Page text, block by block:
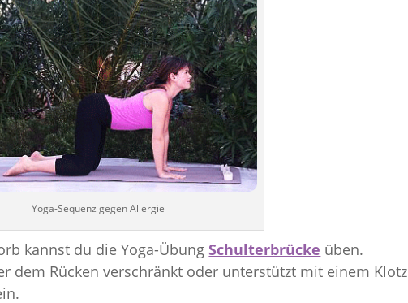
Yoga-Sequenz gegen Allergie
kannst du die Yoga-ÜbungSchulterbrücke üben.
dem Rücken verschränkt oder unterstützt mit einem Klotz